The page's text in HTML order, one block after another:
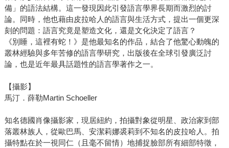
備」的語法結構。這一發現因此引發語言學界長期而激烈的討
論。同時，他也藉由皮拉哈人的語言與生活方式，提出一個更深
刻的問題：語言究竟是塑造文化，還是文化決定了語言？
《別睡，這裡有蛇！》是他最知名的作品，結合了他驚心動魄的
叢林經驗與多年苦修的語言學研究，出版後在全球引發廣泛討
論，也是近年最具話題性的語言學著作之一。
【攝影】
馬汀．薛勒Martin Schoeller
知名德國肖像攝影家，現居紐約，拍攝對象從明星、政治家到部
落叢林族人，從歐巴馬、安潔莉娜裘莉到不知名的皮拉哈人。拍
攝特點在於一視同仁（且毫不留情）地捕捉臉部所有細部特徵，